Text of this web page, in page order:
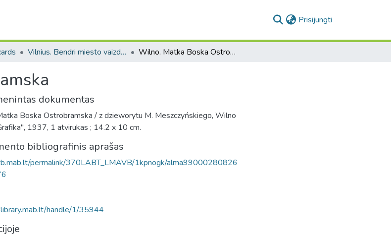
Prisijungti
Vilnius. Bendri miesto vaizdai : miesto ir jo apylinkių fotografinių atvirukų rinkinys Wilno. Matka Boska Ostrobramska
dokumentas
Boska Ostrobramska / z dzieworytu M. Meszczyńskiego, Wilno
1937, 1 atvirukas ; 14.2 x 10 cm.
bibliografinis aprašas
permalink/370LABT_LMAVB/1kpnogk/alma99000280826
handle/1/35944